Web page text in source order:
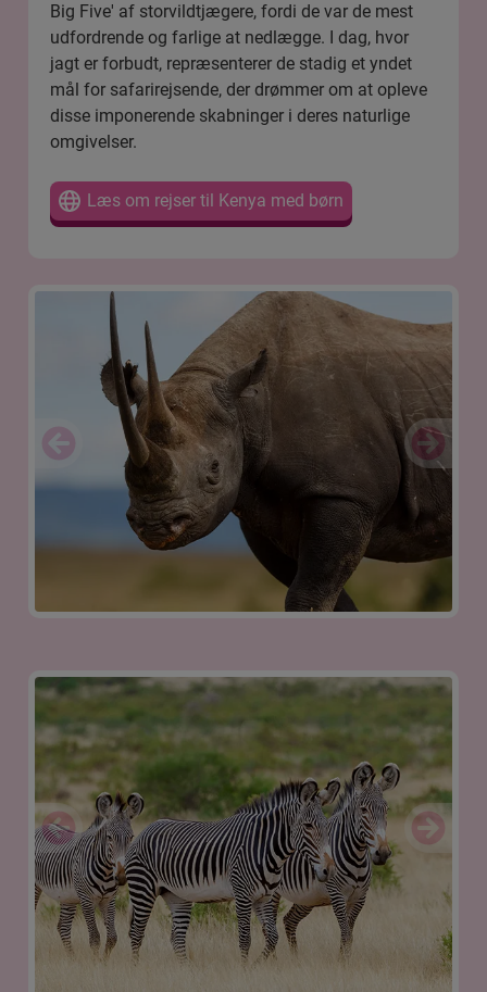
Big Five' af storvildtjægere, fordi de var de mest
udfordrende og farlige at nedlægge. I dag, hvor
jagt er forbudt, repræsenterer de stadig et yndet
mål for safarirejsende, der drømmer om at opleve
disse imponerende skabninger i deres naturlige
omgivelser.
Læs om rejser til Kenya med børn